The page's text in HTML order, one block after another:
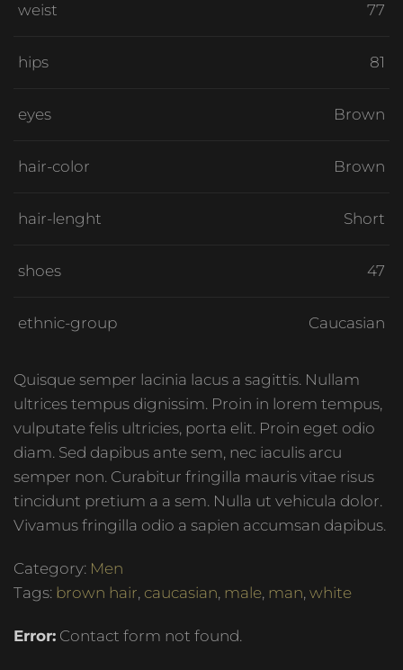
weist 77
hips 81
eyes Brown
hair-color Brown
hair-lenght Short
shoes 47
ethnic-group Caucasian
Quisque semper lacinia lacus a sagittis. Nullam
ultrices tempus dignissim. Proin in lorem tempus,
vulputate felis ultricies, porta elit. Proin eget odio
diam. Sed dapibus ante sem, nec iaculis arcu
semper non. Curabitur fringilla mauris vitae risus
tincidunt pretium a a sem. Nulla ut vehicula dolor.
Vivamus fringilla odio a sapien accumsan dapibus.
Category: Men
Tags: brown hair, caucasian, male, man, white
Error: Contact form not found.